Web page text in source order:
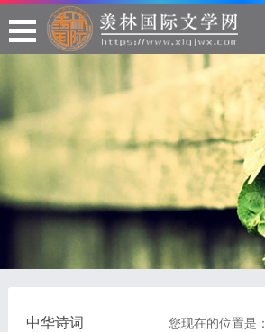
您现在的位置是：
中华诗词